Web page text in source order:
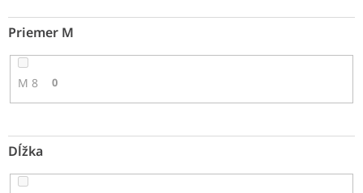
Priemer M
M 8 0
Dĺžka